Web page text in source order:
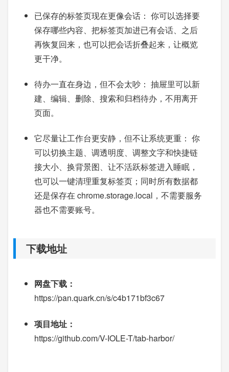
已保存的标签页现在更像会话： 你可以选择要
保存哪些内容、把标签页加进已有会话、之后
再恢复回来，也可以把会话折叠起来，让概览
更干净。
待办一直在身边，但不会太吵： 抽屉里可以新
建、编辑、删除、搜索和归档待办，不用离开
页面。
它尽量让工作台更安静，但不让系统更重： 你
可以切换主题、调透明度、调整文字和快捷链
接大小、换背景图、让不活跃标签进入睡眠，
也可以一键清理重复标签页；同时所有数据都
还是保存在 chrome.storage.local，不需要服务
器也不需要账号。
下载地址
网盘下载：
https://pan.quark.cn/s/c4b171bf3c67
项目地址：
https://github.com/V-IOLE-T/tab-harbor/